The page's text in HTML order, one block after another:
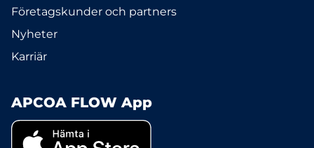
Företagskunder och partners
Nyheter
Karriär
APCOA FLOW App